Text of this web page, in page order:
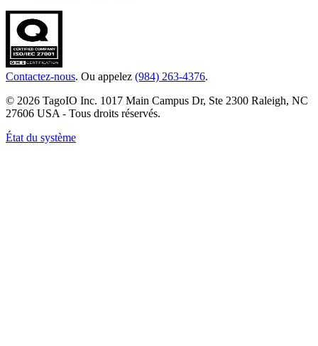
Contactez-nous. Ou appelez (984) 263-4376.
© 2026 TagoIO Inc. 1017 Main Campus Dr, Ste 2300 Raleigh, NC
27606 USA - Tous droits réservés.
État du système